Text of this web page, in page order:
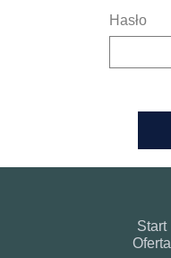
Hasło
Start
Oferta